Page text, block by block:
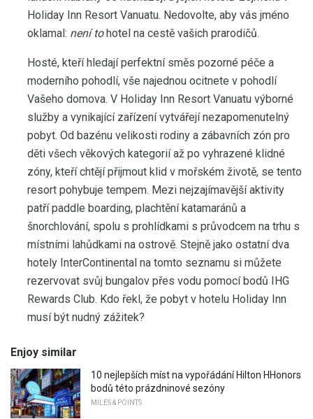
Holiday Inn Resort Vanuatu. Nedovolte, aby vás jméno
oklamal: není tohotel na cestě vašich prarodičů.
Hosté, kteří hledají perfektní směs pozorné péče a
moderního pohodlí, vše najednou ocitnete v pohodlí
Vašeho domova. V Holiday Inn Resort Vanuatu výborné
služby a vynikající zařízení vytvářejí nezapomenutelný
pobyt. Od bazénu velikosti rodiny a zábavních zón pro
děti všech věkových kategorií až po vyhrazené klidné
zóny, kteří chtějí přijmout klid v mořském životě, se tento
resort pohybuje tempem. Mezi nejzajímavější aktivity
patří paddle boarding, plachtění katamaránů a
šnorchlování, spolu s prohlídkami s průvodcem na trhu s
místními lahůdkami na ostrově. Stejně jako ostatní dva
hotely InterContinental na tomto seznamu si můžete
rezervovat svůj bungalov přes vodu pomocí bodů IHG
Rewards Club. Kdo řekl, že pobyt v hotelu Holiday Inn
musí být nudný zážitek?
Enjoy similar
10 nejlepších míst na vypořádání Hilton HHonors
bodů této prázdninové sezóny
MILES & POINTS